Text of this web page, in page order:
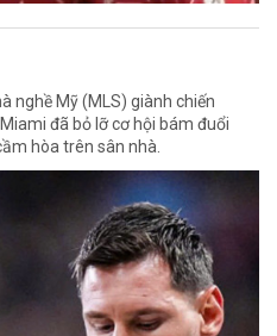
nghề Mỹ (MLS) giành chiến
đã bỏ lỡ cơ hội bám đuổi
hòa trên sân nhà.